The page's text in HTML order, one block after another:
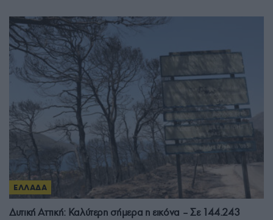
ΕΛΛΑΔΑ
Δυτική Αττική: Καλύτερη σήμερα η εικόνα – Σε 144.243